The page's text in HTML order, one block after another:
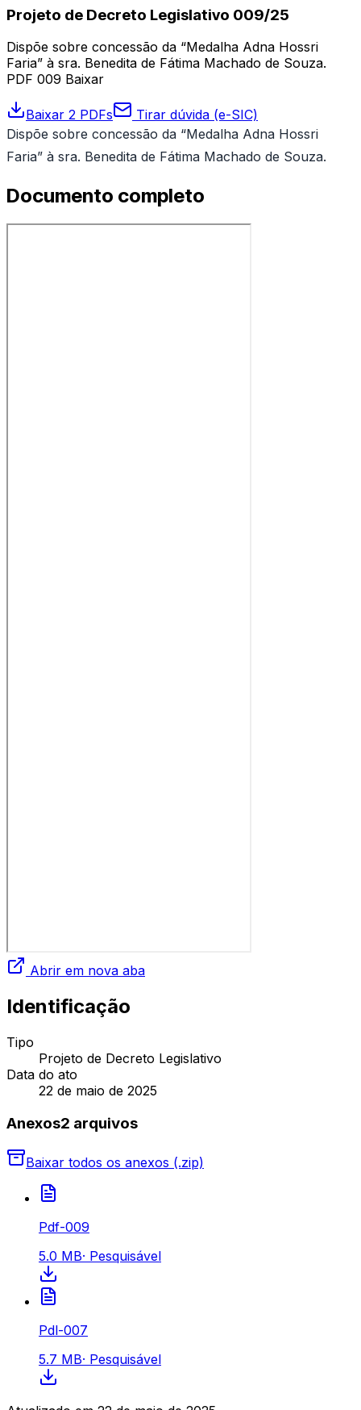
Projeto de Decreto Legislativo 009/25
Dispõe sobre concessão da “Medalha Adna Hossri
Faria” à sra. Benedita de Fátima Machado de Souza.
PDF 009 Baixar
Baixar 2 PDFs
Tirar dúvida (e-SIC)
Dispõe sobre concessão da “Medalha Adna Hossri
Faria” à sra. Benedita de Fátima Machado de Souza.
Documento completo
Abrir em nova aba
Identificação
Tipo
Projeto de Decreto Legislativo
Data do ato
22 de maio de 2025
Anexos2 arquivos
Baixar todos os anexos (.zip)
Pdf-009
5.0 MB· Pesquisável
Pdl-007
5.7 MB· Pesquisável